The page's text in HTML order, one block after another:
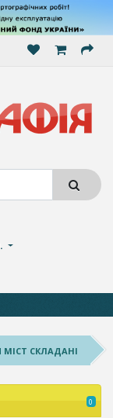
СКЛАДАНІ
0